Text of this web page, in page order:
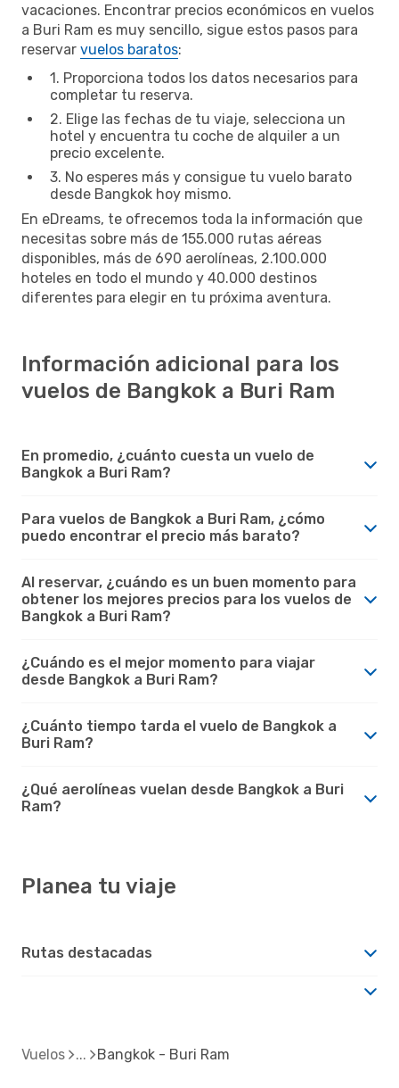
vacaciones. Encontrar precios económicos en vuelos
a Buri Ram es muy sencillo, sigue estos pasos para
reservar vuelos baratos:
1. Proporciona todos los datos necesarios para
completar tu reserva.
2. Elige las fechas de tu viaje, selecciona un
hotel y encuentra tu coche de alquiler a un
precio excelente.
3. No esperes más y consigue tu vuelo barato
desde Bangkok hoy mismo.
En eDreams, te ofrecemos toda la información que
necesitas sobre más de 155.000 rutas aéreas
disponibles, más de 690 aerolíneas, 2.100.000
hoteles en todo el mundo y 40.000 destinos
diferentes para elegir en tu próxima aventura.
Información adicional para los
vuelos de Bangkok a Buri Ram
En promedio, ¿cuánto cuesta un vuelo de
Bangkok a Buri Ram?
Para vuelos de Bangkok a Buri Ram, ¿cómo
puedo encontrar el precio más barato?
Al reservar, ¿cuándo es un buen momento para
obtener los mejores precios para los vuelos de
Bangkok a Buri Ram?
¿Cuándo es el mejor momento para viajar
desde Bangkok a Buri Ram?
¿Cuánto tiempo tarda el vuelo de Bangkok a
Buri Ram?
¿Qué aerolíneas vuelan desde Bangkok a Buri
Ram?
Planea tu viaje
Rutas destacadas
Vuelos Bangkok - Buri Ram